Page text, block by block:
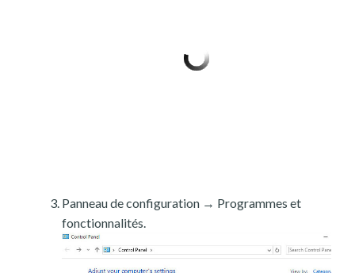
Panneau de configuration → Programmes et
fonctionnalités.